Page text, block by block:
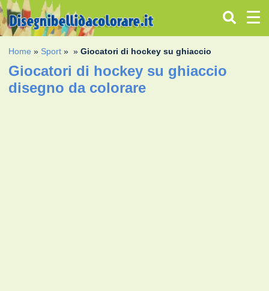
Home » Sport » »Giocatori di hockey su ghiaccio
Giocatori di hockey su ghiaccio
disegno da colorare